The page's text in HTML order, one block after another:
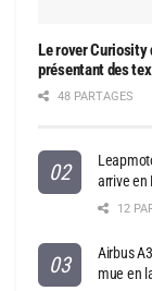
Le rover Curiosity
présentant des
48 PARTAGES
arrive en
12
Airbus
mue en